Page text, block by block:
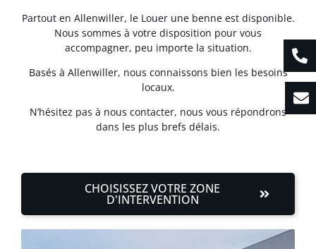
Partout en Allenwiller, le Louer une benne est disponible.
Nous sommes à votre disposition pour vous
accompagner, peu importe la situation.
Basés à Allenwiller, nous connaissons bien les besoins
locaux.
N’hésitez pas à nous contacter, nous vous répondrons
dans les plus brefs délais.
CHOISISSEZ VOTRE ZONE
D'INTERVENTION